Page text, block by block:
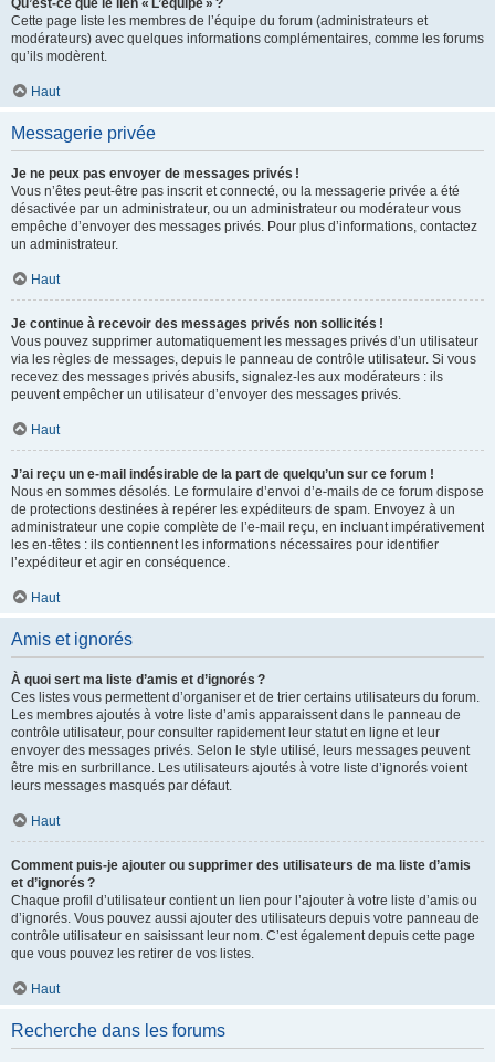
Qu’est-ce que le lien « L’équipe » ?
Cette page liste les membres de l’équipe du forum (administrateurs et
modérateurs) avec quelques informations complémentaires, comme les forums
qu’ils modèrent.
Haut
Messagerie privée
Je ne peux pas envoyer de messages privés !
Vous n’êtes peut-être pas inscrit et connecté, ou la messagerie privée a été
désactivée par un administrateur, ou un administrateur ou modérateur vous
empêche d’envoyer des messages privés. Pour plus d’informations, contactez
un administrateur.
Haut
Je continue à recevoir des messages privés non sollicités !
Vous pouvez supprimer automatiquement les messages privés d’un utilisateur
via les règles de messages, depuis le panneau de contrôle utilisateur. Si vous
recevez des messages privés abusifs, signalez-les aux modérateurs : ils
peuvent empêcher un utilisateur d’envoyer des messages privés.
Haut
J’ai reçu un e-mail indésirable de la part de quelqu’un sur ce forum !
Nous en sommes désolés. Le formulaire d’envoi d’e-mails de ce forum dispose
de protections destinées à repérer les expéditeurs de spam. Envoyez à un
administrateur une copie complète de l’e-mail reçu, en incluant impérativement
les en-têtes : ils contiennent les informations nécessaires pour identifier
l’expéditeur et agir en conséquence.
Haut
Amis et ignorés
À quoi sert ma liste d’amis et d’ignorés ?
Ces listes vous permettent d’organiser et de trier certains utilisateurs du forum.
Les membres ajoutés à votre liste d’amis apparaissent dans le panneau de
contrôle utilisateur, pour consulter rapidement leur statut en ligne et leur
envoyer des messages privés. Selon le style utilisé, leurs messages peuvent
être mis en surbrillance. Les utilisateurs ajoutés à votre liste d’ignorés voient
leurs messages masqués par défaut.
Haut
Comment puis-je ajouter ou supprimer des utilisateurs de ma liste d’amis
et d’ignorés ?
Chaque profil d’utilisateur contient un lien pour l’ajouter à votre liste d’amis ou
d’ignorés. Vous pouvez aussi ajouter des utilisateurs depuis votre panneau de
contrôle utilisateur en saisissant leur nom. C’est également depuis cette page
que vous pouvez les retirer de vos listes.
Haut
Recherche dans les forums